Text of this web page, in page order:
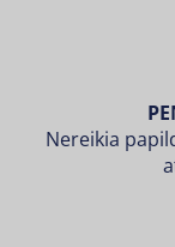
Nereikia